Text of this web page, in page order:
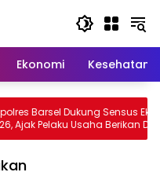
Ekonomi Kesehatan
Sensus Ekonomi
Berikan Data